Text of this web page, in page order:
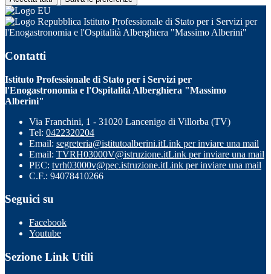
Istituto Professionale di Stato per i Servizi per
l'Enogastronomia e l'Ospitalità Alberghiera "Massimo Alberini"
Contatti
Istituto Professionale di Stato per i Servizi per
l'Enogastronomia e l'Ospitalità Alberghiera "Massimo
Alberini"
Via Franchini, 1 - 31020 Lancenigo di Villorba (TV)
Tel: 0422320204
Email: segreteria@istitutoalberini.itLink per inviare una mail
Email: TVRH03000V@istruzione.itLink per inviare una mail
PEC: tvrh03000v@pec.istruzione.itLink per inviare una mail
C.F.: 94078410266
Seguici su
Facebook
Youtube
Sezione Link Utili